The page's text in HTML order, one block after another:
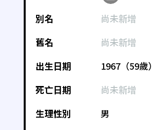
別名
尚未新增
舊名
尚未新增
出生日期
1967（59歲）
死亡日期
尚未新增
生理性別
男